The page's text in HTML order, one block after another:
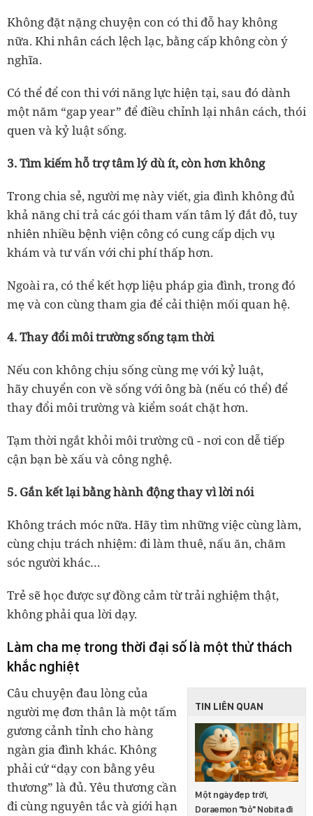
Không đặt nặng chuyện con có thi đỗ hay không
nữa. Khi nhân cách lệch lạc, bằng cấp không còn ý
nghĩa.
Có thể để con thi với năng lực hiện tại, sau đó dành
một năm “gap year” để điều chỉnh lại nhân cách, thói
quen và kỷ luật sống.
3.Tìm kiếm hỗ trợ tâm lý dù ít, còn hơn không
Trong chia sẻ, người mẹ này viết, gia đình không đủ
khả năng chi trả các gói tham vấn tâm lý đắt đỏ, tuy
nhiên nhiều bệnh viện công có cung cấp dịch vụ
khám và tư vấn với chi phí thấp hơn.
Ngoài ra, có thể kết hợp liệu pháp gia đình, trong đó
mẹ và con cùng tham gia để cải thiện mối quan hệ.
4.Thay đổi môi trường sống tạm thời
Nếu con không chịu sống cùng mẹ với kỷ luật,
hãy chuyển con về sống với ông bà (nếu có thể) để
thay đổi môi trường và kiểm soát chặt hơn.
Tạm thời ngắt khỏi môi trường cũ - nơi con dễ tiếp
cận bạn bè xấu và công nghệ.
5. Gắn kết lại bằng hành động thay vì lời nói
Không trách móc nữa. Hãy tìm những việc cùng làm,
cùng chịu trách nhiệm: đi làm thuê, nấu ăn, chăm
sóc người khác…
Trẻ sẽ học được sự đồng cảm từ trải nghiệm thật,
không phải qua lời dạy.
Làm cha mẹ trong thời đại số là một thử thách
khắc nghiệt
TIN LIÊN QUAN
Một ngày đẹp trời,
Doraemon "bỏ" Nobita đi
Câu chuyện đau lòng của
người mẹ đơn thân là một tấm
gương cảnh tỉnh cho hàng
ngàn gia đình khác. Không
phải cứ “dạy con bằng yêu
thương” là đủ. Yêu thương cần
đi cùng nguyên tắc và giới hạn